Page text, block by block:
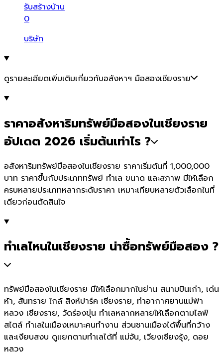
รับสร้างบ้าน
0
บริษัท
ดูรายละเอียดเพิ่มเติมเกี่ยวกับอสังหาฯ มือสองเชียงราย
ราคาอสังหาริมทรัพย์มือสองในเชียงราย
อัปเดต 2026 เริ่มต้นเท่าไร ?
อสังหาริมทรัพย์มือสองในเชียงราย ราคาเริ่มต้นที่ 1,000,000
บาท ราคาขึ้นกับประเภททรัพย์ ทำเล ขนาด และสภาพ มีให้เลือก
ครบหลายประเภทหลากระดับราคา เหมาะเทียบหลายตัวเลือกในที่
เดียวก่อนตัดสินใจ
ทำเลไหนในเชียงราย น่าซื้อทรัพย์มือสอง ?
ทรัพย์มือสองในเชียงราย มีให้เลือกมากในย่าน สนามบินเก่า, เด่น
ห้า, สันทราย ใกล้ สิงห์ปาร์ค เชียงราย, ท่าอากาศยานแม่ฟ้า
หลวง เชียงราย, วัดร่องขุ่น ทำเลหลากหลายให้เลือกตามไลฟ์
สไตล์ ทำเลในเมืองเหมาะคนทำงาน ส่วนชานเมืองได้พื้นที่กว้าง
และเงียบสงบ ดูแยกตามทำเลได้ที่ แม่จัน, เวียงเชียงรุ้ง, ดอย
หลวง